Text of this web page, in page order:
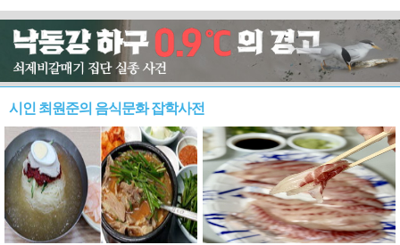
시인 최원준의 음식문화 잡학사전